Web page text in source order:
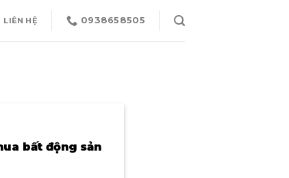
LIÊN HỆ 0938658505
bất động sản